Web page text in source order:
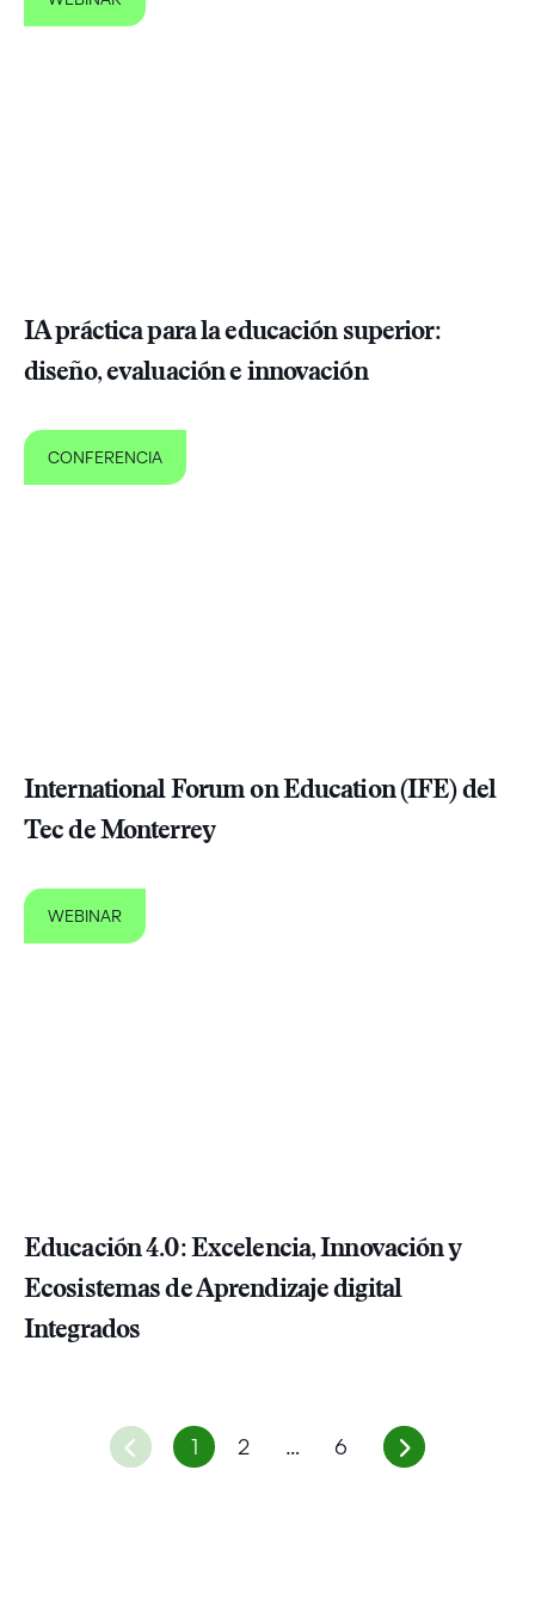
IA práctica para la educación superior:
diseño, evaluación e innovación
CONFERENCIA
International Forum on Education (IFE) del
Tec de Monterrey
WEBINAR
Educación 4.0: Excelencia, Innovación y
Ecosistemas de Aprendizaje digital
Integrados
1 2 … 6